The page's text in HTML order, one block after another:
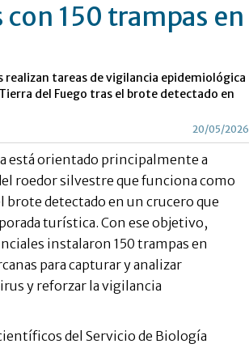
150 trampas en
tareas de vigilancia epidemiológica
del Fuego tras el brote detectado en
20/05/2026
está orientado principalmente a
roedor silvestre que funciona como
detectado en un crucero que
turística. Con ese objetivo,
instalaron 150 trampas en
para capturar y analizar
y reforzar la vigilancia
del Servicio de Biología